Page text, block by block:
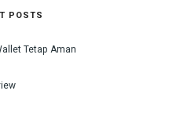
POSTS
Tetap Aman